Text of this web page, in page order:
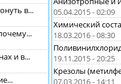
в...
и в...
05.04.2015 - 02:09
Химический
18.03.2016 - 08:30
19.11.2015 - 20:25
Крезолы
07.03.2016 - 14:11